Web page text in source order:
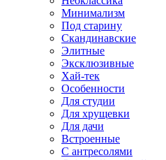
Минимализм
Под старину
Скандинавские
Элитные
Эксклюзивные
Хай-тек
Особенности
Для студии
Для хрущевки
Для дачи
Встроенные
С антресолями